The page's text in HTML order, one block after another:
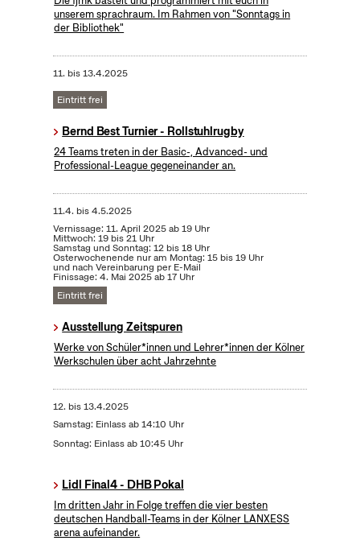
unserem sprachraum. Im Rahmen von "Sonntags in
der Bibliothek"
11. bis13.4.2025
Eintritt frei
Bernd Best Turnier - Rollstuhlrugby
24 Teams treten in der Basic-, Advanced- und
Professional-League gegeneinander an.
11.4. bis4.5.2025
Vernissage: 11. April 2025 ab 19 Uhr
Mittwoch: 19 bis 21 Uhr
Samstag und Sonntag: 12 bis 18 Uhr
Osterwochenende nur am Montag: 15 bis 19 Uhr
und nach Vereinbarung per E-Mail
Finissage: 4. Mai 2025 ab 17 Uhr
Eintritt frei
Ausstellung Zeitspuren
Werke von Schüler*innen und Lehrer*innen der Kölner
Werkschulen über acht Jahrzehnte
12. bis13.4.2025
Samstag: Einlass ab 14:10 Uhr
Sonntag: Einlass ab 10:45 Uhr
Lidl Final4 - DHB Pokal
Im dritten Jahr in Folge treffen die vier besten
deutschen Handball-Teams in der Kölner LANXESS
arena aufeinander.